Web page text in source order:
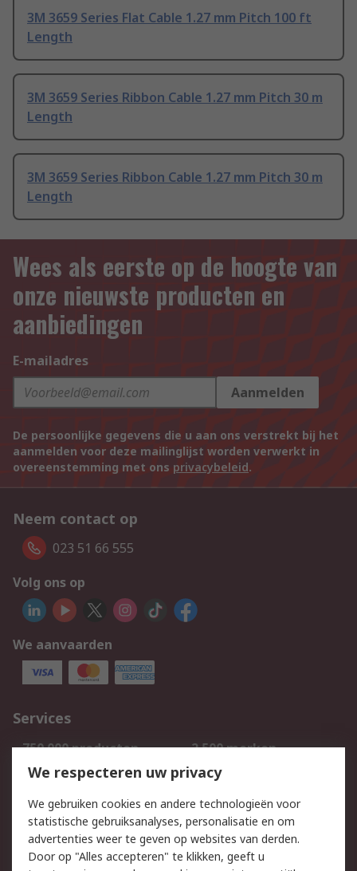
3M 3659 Series Flat Cable 1.27 mm Pitch 100 ft
Length
3M 3659 Series Ribbon Cable 1.27 mm Pitch 30 m
Length
3M 3659 Series Ribbon Cable 1.27 mm Pitch 30 m
Length
Wees als eerste op de hoogte van
onze nieuwste producten en
aanbiedingen
E-mailadres
Aanmelden
De persoonlijke gegevens die u aan ons verstrekt bij het
aanmelden voor deze mailinglijst worden verwerkt in
overeenstemming met ons privacybeleid.
Neem contact op
023 51 66 555
Volg ons op
We aanvaarden
Services
750.000 producten
2.500 merken
Bestellen
Inkoopoplossingen
Track & Trace
Wettelijk
We respecteren uw privacy
We gebruiken cookies en andere technologieën voor
statistische gebruiksanalyses, personalisatie en om
advertenties weer te geven op websites van derden.
Door op "Alles accepteren" te klikken, geeft u